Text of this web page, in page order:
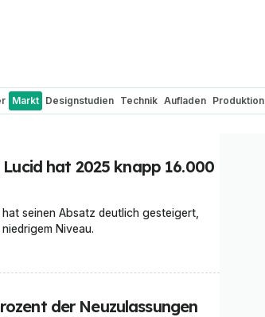
Markt Designstudien Technik Aufladen Produktion
Busse
Lucid hat 2025 knapp 16.000
seinen Absatz deutlich gesteigert,
Niveau.
der Neuzulassungen